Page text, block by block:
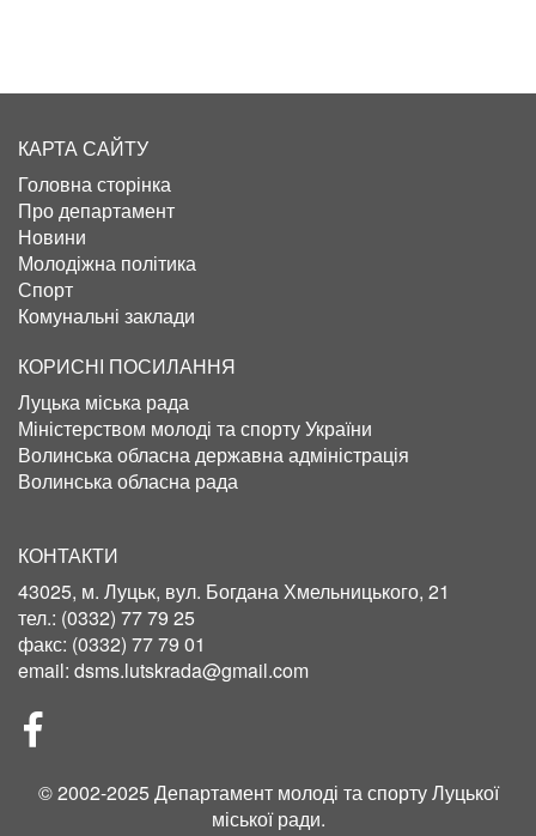
КАРТА САЙТУ
Головна сторінка
Про департамент
Новини
Молодіжна політика
Спорт
Комунальні заклади
КОРИСНІ ПОСИЛАННЯ
Луцька міська рада
Міністерством молоді та спорту України
Волинська обласна державна адміністрація
Волинська обласна рада
КОНТАКТИ
43025, м. Луцьк, вул. Богдана Хмельницького, 21
тел.: (0332) 77 79 25
факс: (0332) 77 79 01
email: dsms.lutskrada@gmail.com
СОЦІЛЬНІ
МЕРЕЖІ
© 2002-2025 Департамент молоді та спорту Луцької
міської ради.